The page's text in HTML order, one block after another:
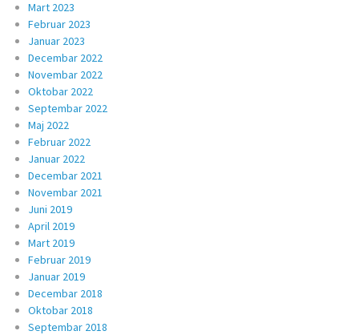
Mart 2023
Februar 2023
Januar 2023
Decembar 2022
Novembar 2022
Oktobar 2022
Septembar 2022
Maj 2022
Februar 2022
Januar 2022
Decembar 2021
Novembar 2021
Juni 2019
April 2019
Mart 2019
Februar 2019
Januar 2019
Decembar 2018
Oktobar 2018
Septembar 2018